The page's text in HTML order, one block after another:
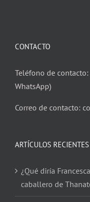
CONTACTO
Teléfono de
WhatsApp)
Correo de contacto:
ARTÍCULOS RECIENTES
¿Qué diría
caballero de